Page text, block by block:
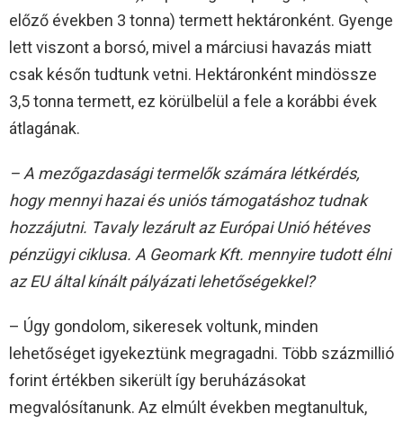
előző években 3 tonna) termett hektáronként. Gyenge
lett viszont a borsó, mivel a márciusi havazás miatt
csak későn tudtunk vetni. Hektáronként mindössze
3,5 tonna termett, ez körülbelül a fele a korábbi évek
átlagának.
– A mezőgazdasági termelők számára létkérdés,
hogy mennyi hazai és uniós támogatáshoz tudnak
hozzájutni. Tavaly lezárult az Európai Unió hétéves
pénzügyi ciklusa. A Geomark Kft. mennyire tudott élni
az EU által kínált pályázati lehetőségekkel?
– Úgy gondolom, sikeresek voltunk, minden
lehetőséget igyekeztünk megragadni. Több százmillió
forint értékben sikerült így beruházásokat
megvalósítanunk. Az elmúlt években megtanultuk,